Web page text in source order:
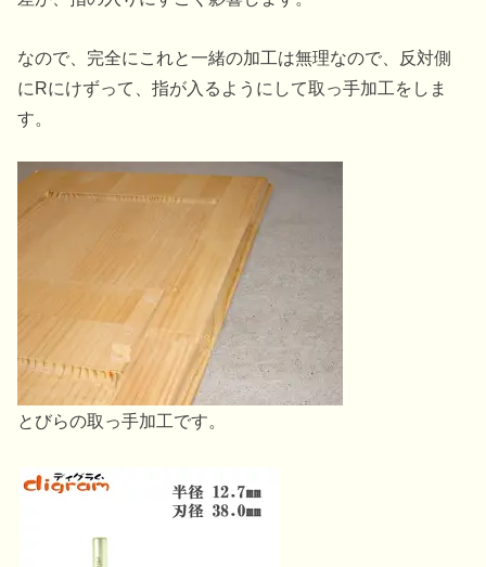
なので、完全にこれと一緒の加工は無理なので、反対側
にRにけずって、指が入るようにして取っ手加工をしま
す。
とびらの取っ手加工です。